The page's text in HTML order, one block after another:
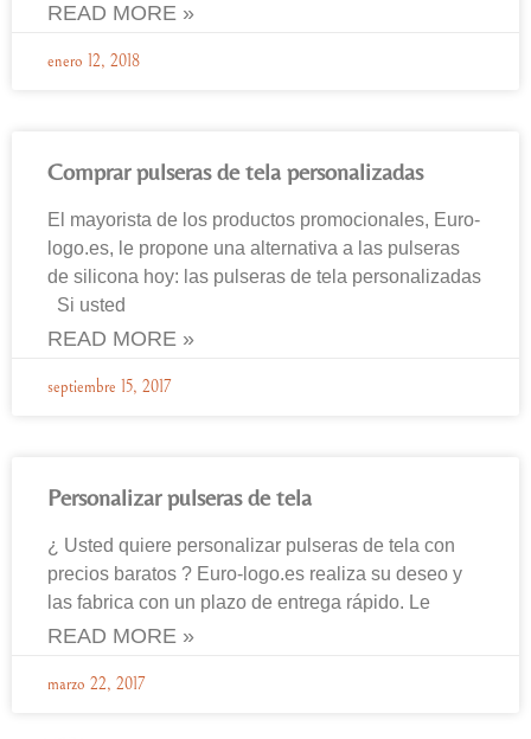
READ MORE »
enero 12, 2018
Comprar pulseras de tela personalizadas
El mayorista de los productos promocionales, Euro-
logo.es, le propone una alternativa a las pulseras
de silicona hoy: las pulseras de tela personalizadas
Si usted
READ MORE »
septiembre 15, 2017
Personalizar pulseras de tela
¿ Usted quiere personalizar pulseras de tela con
precios baratos ? Euro-logo.es realiza su deseo y
las fabrica con un plazo de entrega rápido. Le
READ MORE »
marzo 22, 2017